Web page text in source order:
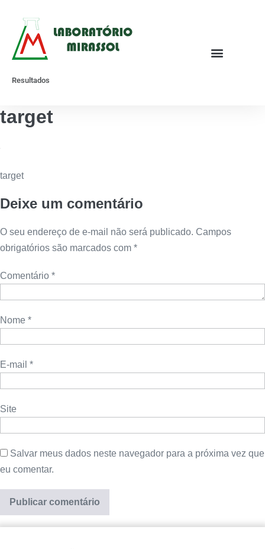
Resultados
target
target
Deixe um comentário
O seu endereço de e-mail não será publicado. Campos
obrigatórios são marcados com *
Comentário *
Nome *
E-mail *
Site
Salvar meus dados neste navegador para a próxima vez que
eu comentar.